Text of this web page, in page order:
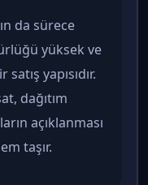
da sürece
yüksek ve
yapısıdır.
dağıtım
açıklanması
taşır.